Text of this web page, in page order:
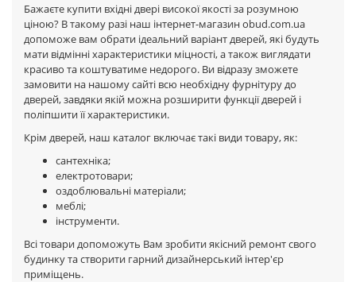
Бажаєте купити вхідні двері високої якості за розумною
ціною? В такому разі наш інтернет-магазин obud.com.ua
допоможе вам обрати ідеальний варіант дверей, які будуть
мати відмінні характеристики міцності, а також виглядати
красиво та коштуватиме недорого. Ви відразу зможете
замовити на нашому сайті всю необхідну фурнітуру до
дверей, завдяки якій можна розширити функції дверей і
поліпшити її характеристики.
Крім дверей, наш каталог включає такі види товару, як:
сантехніка;
електротовари;
оздоблювальні матеріали;
меблі;
інструменти.
Всі товари допоможуть Вам зробити якісний ремонт свого
будинку та створити гарний дизайнерський інтер'єр
приміщень.